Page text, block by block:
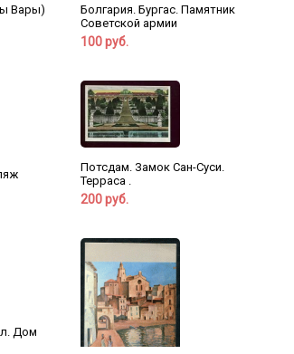
Вары)
Болгария. Бургас. Памятник
Советской армии
100 руб.
Потсдам. Замок Сан-Суси.
Терраса .
200 руб.
Дом